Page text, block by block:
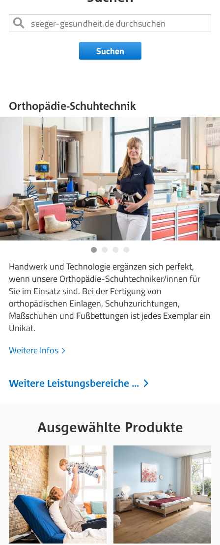
Suchen
Orthopädie-Schuhtechnik
Handwerk und Technologie ergänzen sich perfekt,
wenn unsere Orthopädie-Schuhtechniker/innen für
Sie im Einsatz sind. Bei der Fertigung von
orthopädischen Einlagen, Schuhzurichtungen,
Maßschuhen und Fußbettungen ist jedes Exemplar ein
Unikat.
Weitere Infos
Weitere Leistungsbereiche …
Ausgewählte Produkte